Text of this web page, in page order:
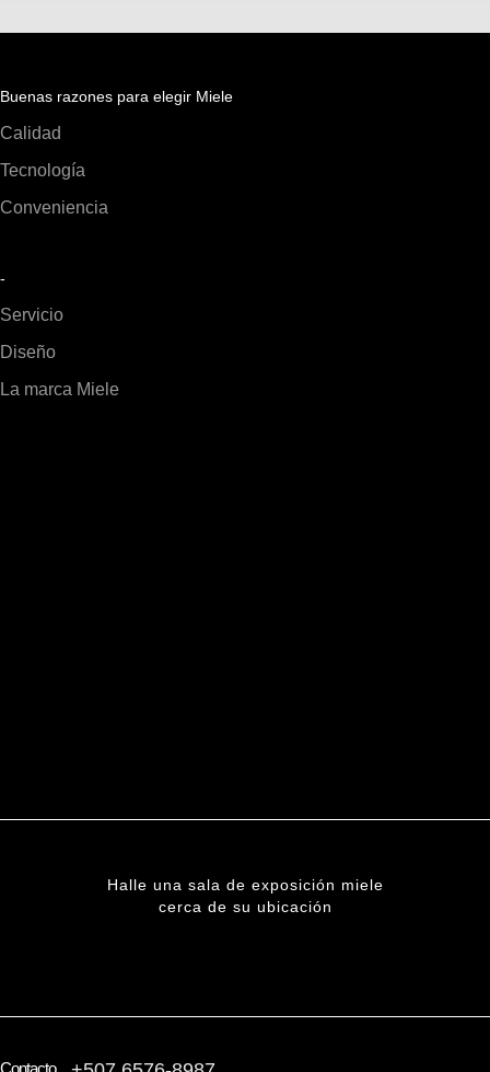
Buenas razones para elegir Miele
Calidad
Tecnología
Conveniencia
-
Servicio
Diseño
La marca Miele
Halle una sala de exposición miele
cerca de su ubicación
Contacto